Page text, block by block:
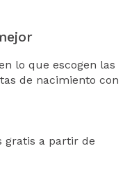
lo que escogen las
de nacimiento con
gratis a partir de